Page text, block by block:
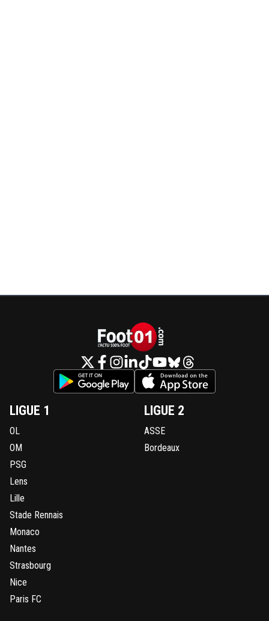
LIGUE 1
OL
OM
PSG
Lens
Lille
Stade Rennais
Monaco
Nantes
Strasbourg
Nice
Paris FC
LIGUE 2
ASSE
Bordeaux